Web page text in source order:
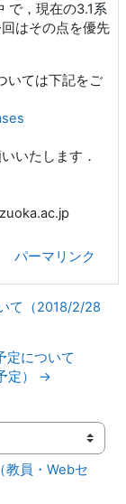
で，現在の3.1系
はその点を優先
いては下記をご
いたします．
パーマリンク
て（2018/2/28
定について
定） →
教員・Webセ